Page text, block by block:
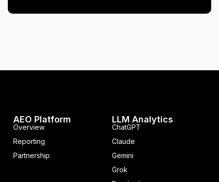
LLM Analytics
ChatGPT
Claude
Gemini
Grok
AEO Platform
Overview
Reporting
Partnership